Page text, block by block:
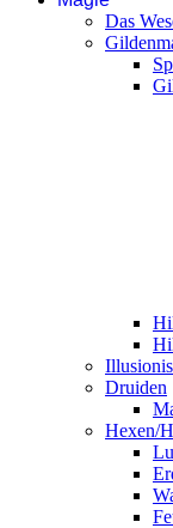
Das
Druiden
Hexen/